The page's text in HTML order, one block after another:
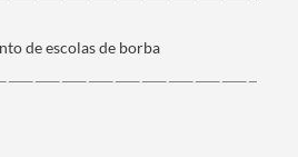
de escolas de borba